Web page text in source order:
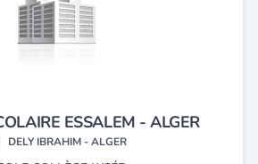
ESSALEM - ALGER
DELY IBRAHIM - ALGER